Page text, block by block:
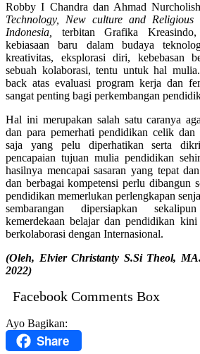
Robby I Chandra dan Ahmad
Technology, New culture and
Indonesia,
terbitan Grafika Kreasindo,
kebiasaan baru dalam budaya
kreativitas, eksplorasi diri, kebebasan
sebuah kolaborasi, tentu untuk hal
back atas evaluasi program kerja dan
sangat penting bagi perkembangan
Hal ini merupakan salah satu caranya
dan para pemerhati pendidikan celik dan
saja yang pelu diperhatikan serta
pencapaian tujuan mulia pendidikan
hasilnya mencapai sasaran yang tepat
dan berbagai kompetensi perlu dibangun
pendidikan memerlukan perlengkapan
sembarangan dipersiapkan
kemerdekaan belajar dan pendidikan kini
berkolaborasi dengan Internasional.
(Oleh, Elvier Christanty S.Si Theol,
2022)
Facebook Comments Box
Ayo Bagikan:
Share